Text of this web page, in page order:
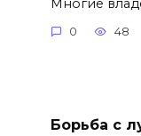
0 48
Борьба с